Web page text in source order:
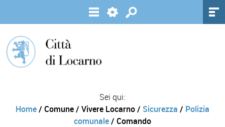
Sei qui:
Home/ Comune / Vivere Locarno / Sicurezza / Polizia
comunale/ Comando